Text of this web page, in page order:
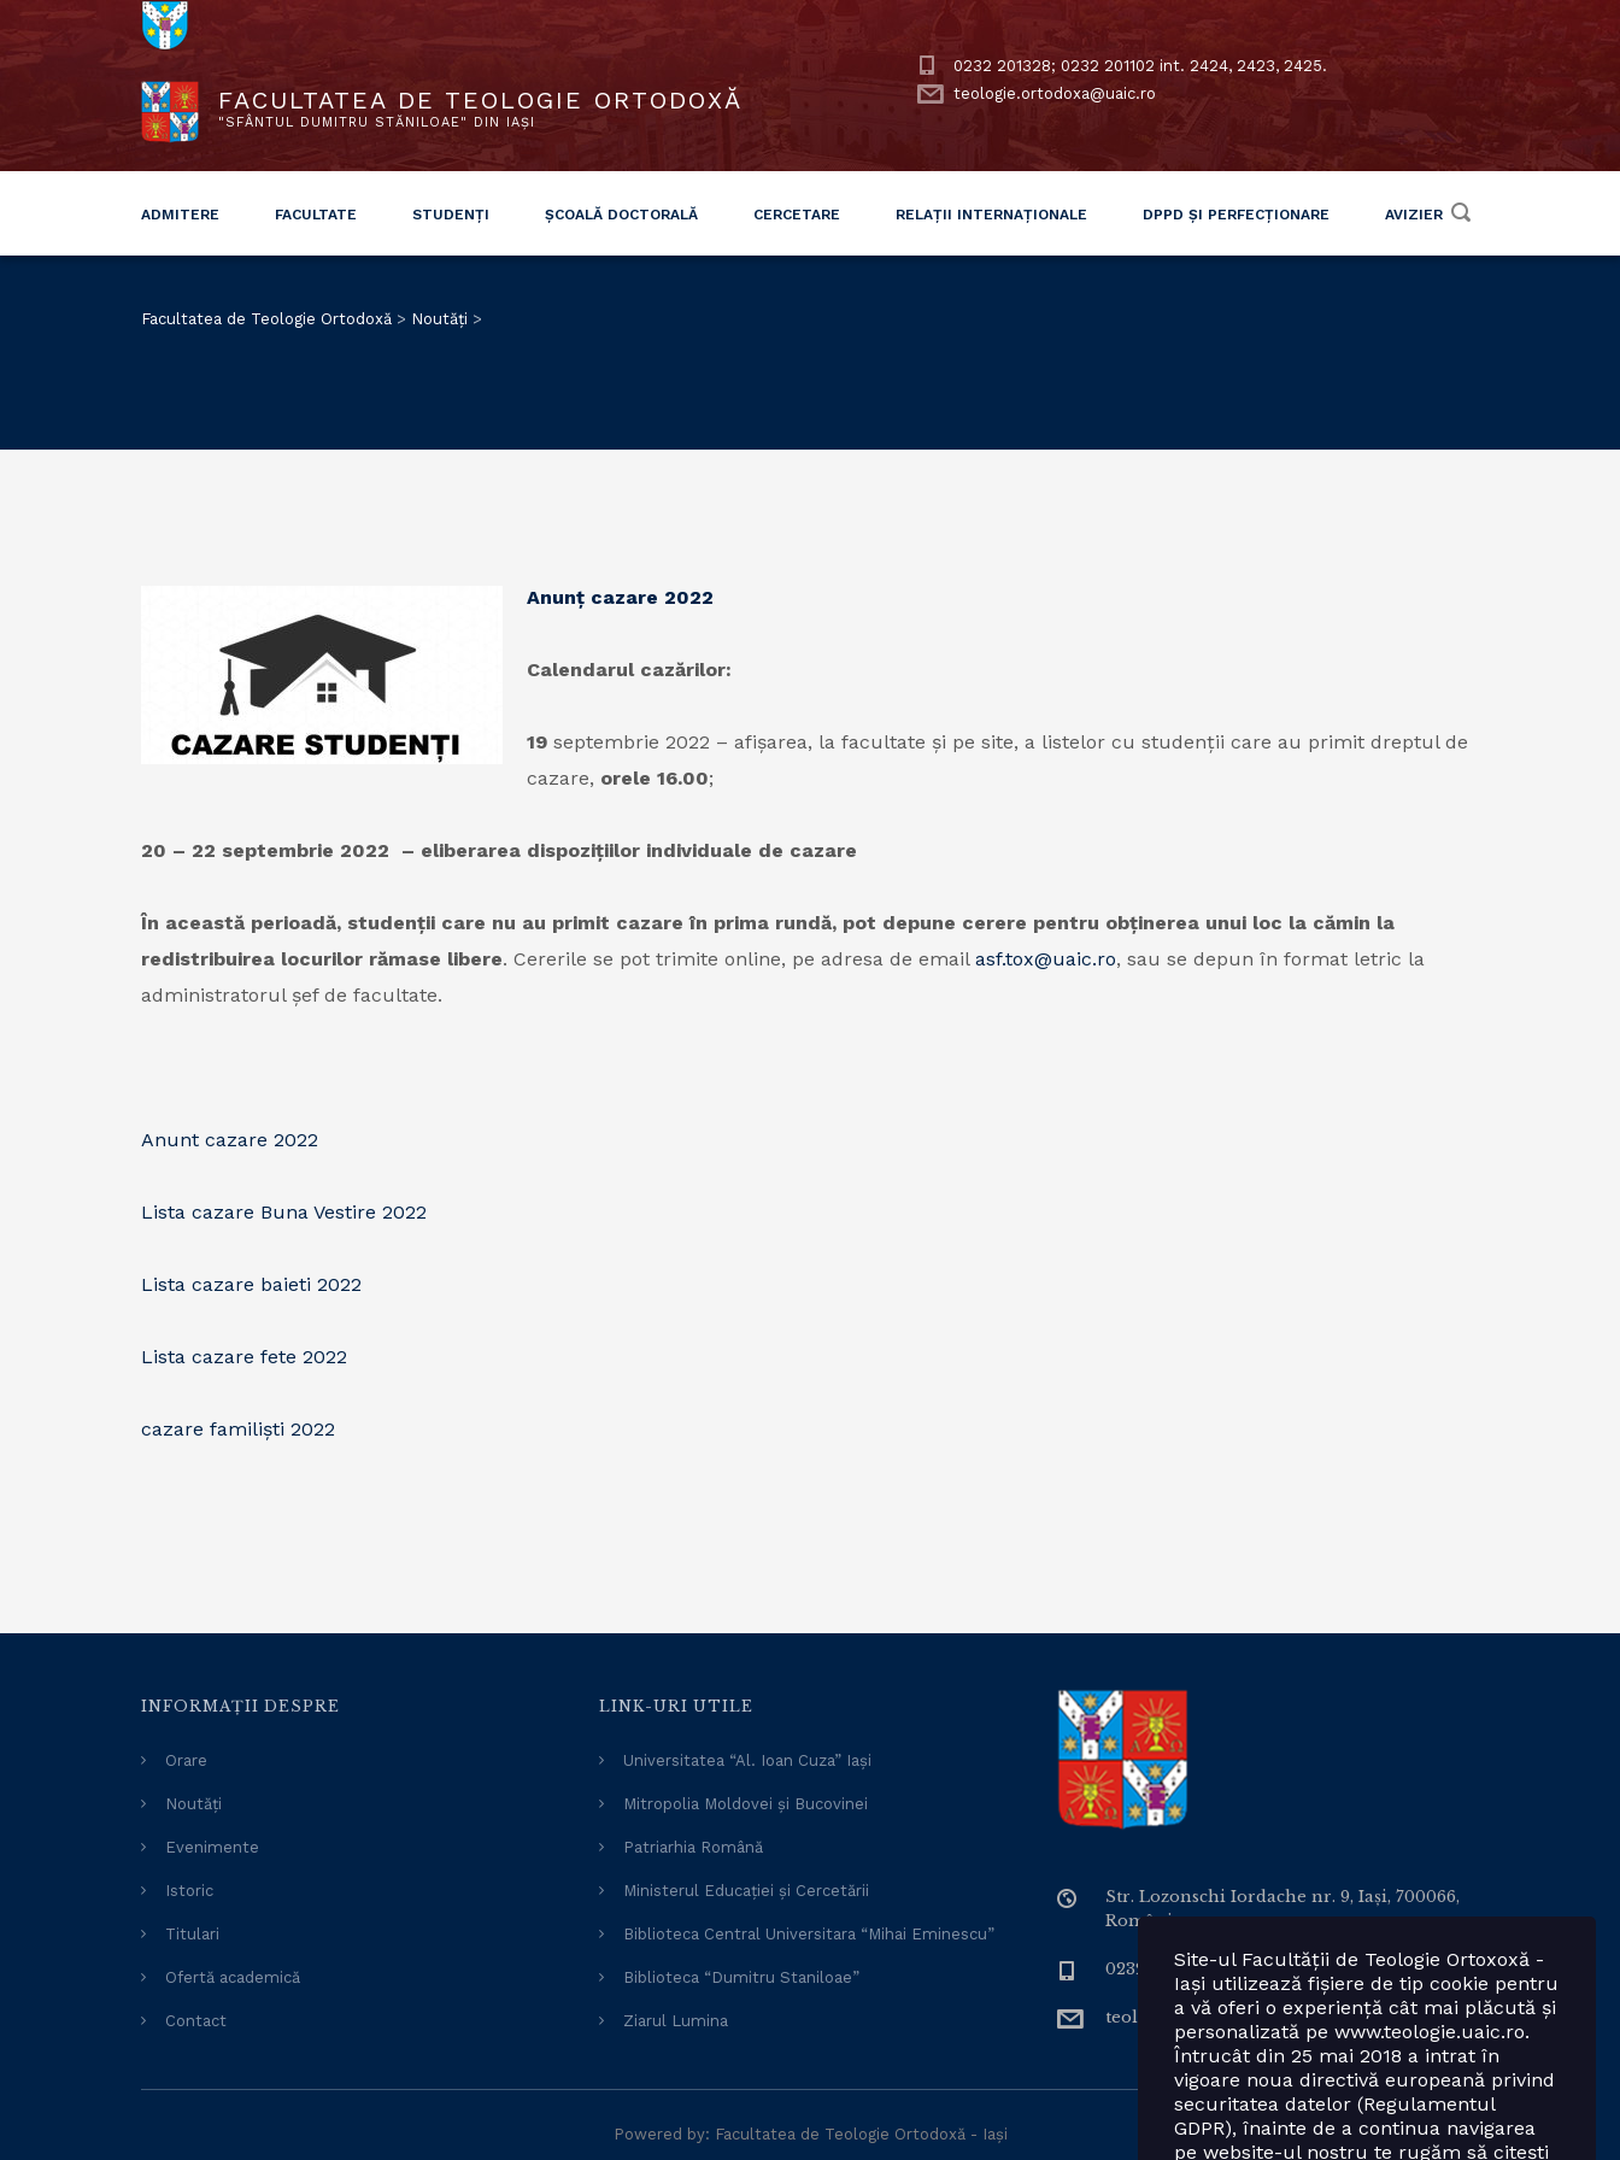
FACULTATEA DE TEOLOGIE ORTODOXĂ
"SFÂNTUL DUMITRU STĂNILOAE" DIN IAȘI
0232 201328; 0232 201102 int. 2424, 2423, 2425.
teologie.ortodoxa@uaic.ro
ADMITERE FACULTATE STUDENȚI ȘCOALĂ DOCTORALĂ CERCETARE RELAȚII INTERNAȚIONALE DPPD ȘI PERFECȚIONARE AVIZIER
Facultatea de Teologie Ortodoxă > Noutăți >
Anunţ cazare 2022
Calendarul cazărilor:
19 septembrie 2022 – afişarea, la facultate și pe site, a listelor cu studenţii care au primit dreptul de
cazare, orele 16.00;
20 – 22 septembrie 2022 – eliberarea dispozițiilor individuale de cazare
În această perioadă, studenții care nu au primit cazare în prima rundă, pot depune cerere pentru obținerea unui loc la cămin la
redistribuirea locurilor rămase libere. Cererile se pot trimite online, pe adresa de email asf.tox@uaic.ro, sau se depun în format letric la
administratorul șef de facultate.
Anunt cazare 2022
Lista cazare Buna Vestire 2022
Lista cazare baieti 2022
Lista cazare fete 2022
cazare familişti 2022
INFORMAȚII DESPRE
Orare
Noutăți
Evenimente
Istoric
Titulari
Ofertă academică
Contact
LINK-URI UTILE
Universitatea “Al. Ioan Cuza” Iași
Mitropolia Moldovei și Bucovinei
Patriarhia Română
Ministerul Educației și Cercetării
Biblioteca Central Universitara “Mihai Eminescu”
Biblioteca “Dumitru Staniloae”
Ziarul Lumina
Str. Lozonschi Iordache nr. 9, Iaşi, 700066,
România
0232 201328; 0232 201102 int. 2424, 2423, 2425
teologie.ortodoxa@uaic.ro
Powered by: Facultatea de Teologie Ortodoxă - Iași
Site-ul Facultății de Teologie Ortoxoxă -
Iași utilizează fișiere de tip cookie pentru
a vă oferi o experiență cât mai plăcută și
personalizată pe www.teologie.uaic.ro.
Întrucât din 25 mai 2018 a intrat în
vigoare noua directivă europeană privind
securitatea datelor (Regulamentul
GDPR), înainte de a continua navigarea
pe website-ul nostru te rugăm să citești